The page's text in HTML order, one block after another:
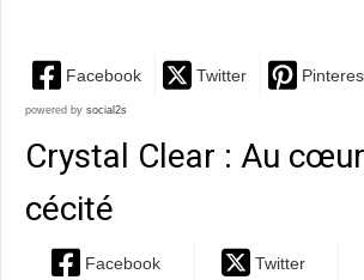
Facebook Twitter
powered by social2s
Crystal Clear : Au
cécité
Facebook Twitter